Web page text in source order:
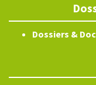
Dossiers &